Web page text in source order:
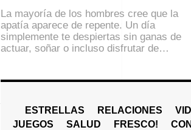
La mayoría de los hombres cree que la
apatía aparece de repente. Un día
simplemente te despiertas sin ganas de
actuar, soñar o incluso disfrutar de…
ESTRELLAS RELACIONES
JUEGOS
SALUD FRESCO!